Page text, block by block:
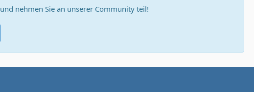
und nehmen Sie an unserer Community teil!